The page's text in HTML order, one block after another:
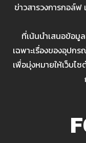
ข่าวสารวงการกอล์
ที่เน้นนำเสนอข้อมู
เฉพาะเรื่องของอุปก
เพื่อมุ่งหมายให้เว็บ